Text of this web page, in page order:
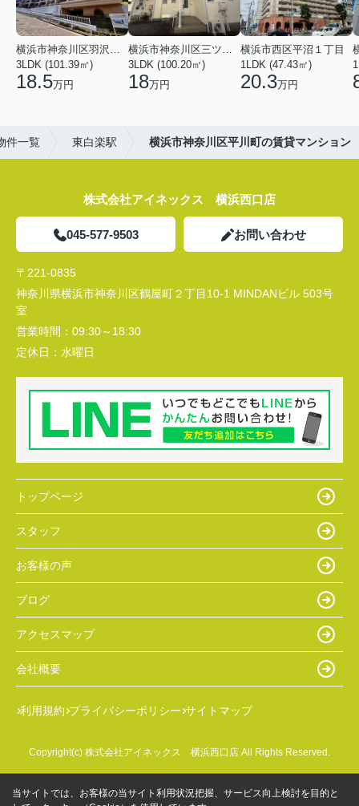
横浜市神奈川区羽沢南１丁目
3LDK (101.39㎡)
18.5万円
横浜市神奈川区三ツ沢上町
3LDK (100.20㎡)
18万円
横浜市西区平沼１丁目
1LDK (47.43㎡)
20.3万円
件一覧 東白楽駅 横浜市神奈川区平川町の賃貸マンション
株式会社アイネックス 横浜西口店
045-577-9503 お問い合わせ
〒221-0835
神奈川県横浜市神奈川区鶴屋町２丁目10-1 MINDANビル 503号
室
営業時間： 09:30～18:30
定休日： 水曜日
トップページ
スタッフ
お客様の声
ブログ
アクセスマップ
会社概要
利用規約 プライバシーポリシー サイトマップ
Copyright(c) 株式会社アイネックス 横浜西口店 All Rights Reserved.
当サイトでは、お客様の当サイト利用状況把握、サービス向上検討を目的と